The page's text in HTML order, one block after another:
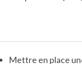
Mettre en place